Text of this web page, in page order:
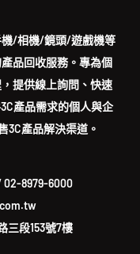
機/相機/鏡頭/遊戲機等
品回收服務。專為個
提供線上詢問、快速
產品需求的個人與企
3C產品解決渠道。
02-8979-6000
三段153號7樓